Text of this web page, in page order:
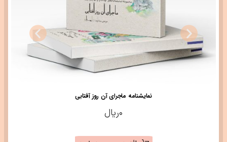
نمایشنامه ماجرای آن روز آفتابی
۰ریال